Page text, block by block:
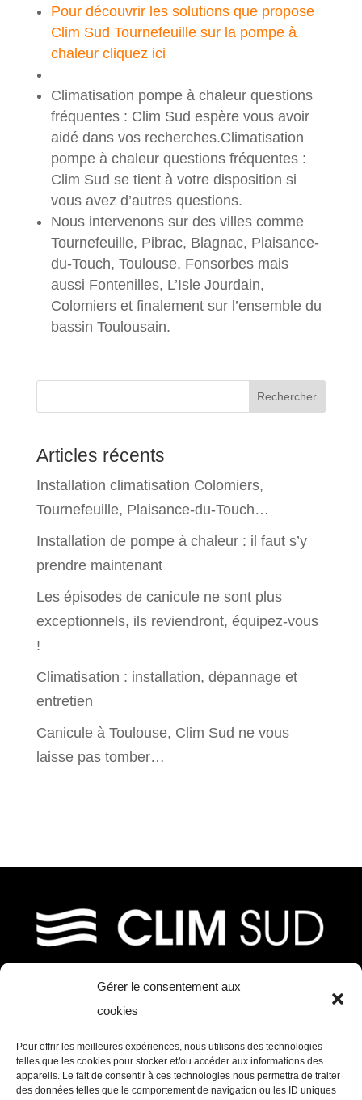
Gérer le consentement aux
cookies
Pour offrir les meilleures expériences, nous utilisons des technologies
telles que les cookies pour stocker et/ou accéder aux informations des
appareils. Le fait de consentir à ces technologies nous permettra de traiter
des données telles que le comportement de navigation ou les ID uniques
Pour découvrir les solutions que propose
Clim Sud Tournefeuille sur la pompe à
chaleur cliquez ici
Climatisation pompe à chaleur questions
fréquentes : Clim Sud espère vous avoir
aidé dans vos recherches.Climatisation
pompe à chaleur questions fréquentes :
Clim Sud se tient à votre disposition si
vous avez d’autres questions.
Nous intervenons sur des villes comme
Tournefeuille, Pibrac, Blagnac, Plaisance-
du-Touch, Toulouse, Fonsorbes mais
aussi Fontenilles, L’Isle Jourdain,
Colomiers et finalement sur l’ensemble du
bassin Toulousain.
Rechercher
Articles récents
Installation climatisation Colomiers,
Tournefeuille, Plaisance-du-Touch…
Installation de pompe à chaleur : il faut s’y
prendre maintenant
Les épisodes de canicule ne sont plus
exceptionnels, ils reviendront, équipez-vous
!
Climatisation : installation, dépannage et
entretien
Canicule à Toulouse, Clim Sud ne vous
laisse pas tomber…
39, chemin de Fournolis
31170 Tournefeuille
Tél. : 05 61 73 97 11 – Mail :
contact@clim-sud.fr